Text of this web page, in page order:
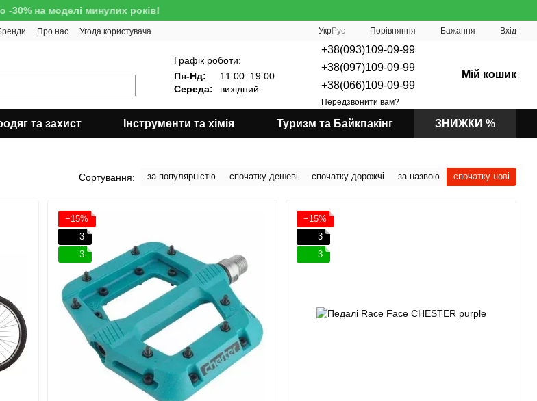
-30% на моделі минулих років!
Про нас Угода користувача УкрРус Порівняння Бажання Вхід
Графік роботи:
Пн-Нд:
11:00–19:00
Середа:
вихідний.
+38(093)109-09-99
+38(097)109-09-99
+38(066)109-09-99
Передзвонити вам?
Мій кошик
та захист Інструменти та хімія Туризм та Байкпакінг ЗНИЖКИ %
Сортування: за популярністю спочатку дешеві спочатку дорожчі за назвою спочатку нові
−15%
3
3
−15%
3
3